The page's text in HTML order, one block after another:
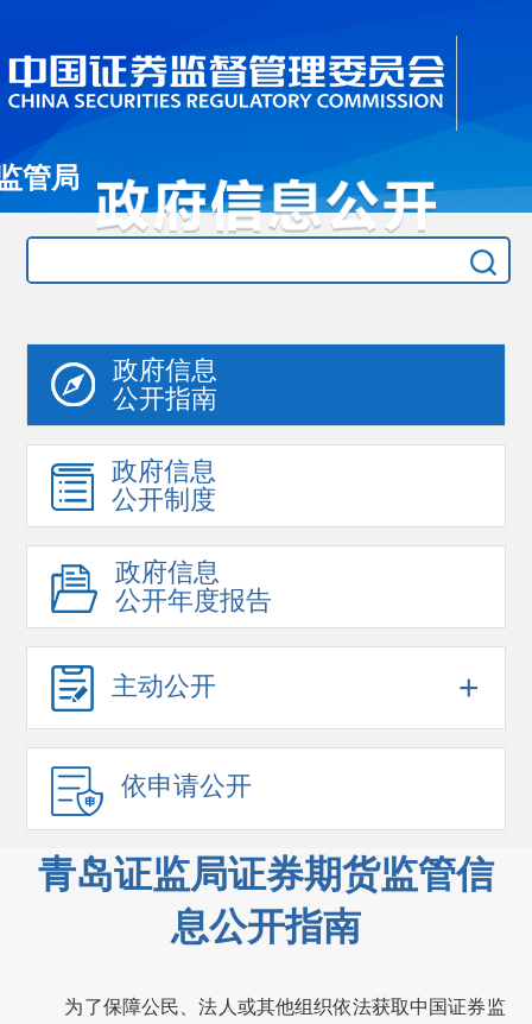
管局
政府信息
公开指南
政府信息
公开制度
政府信息
公开年度报告
主动公开 +
依申请公开
青岛证监局证券期货监管信
息公开指南
为了保障公民、法人或其他组织依法获取中国证券监